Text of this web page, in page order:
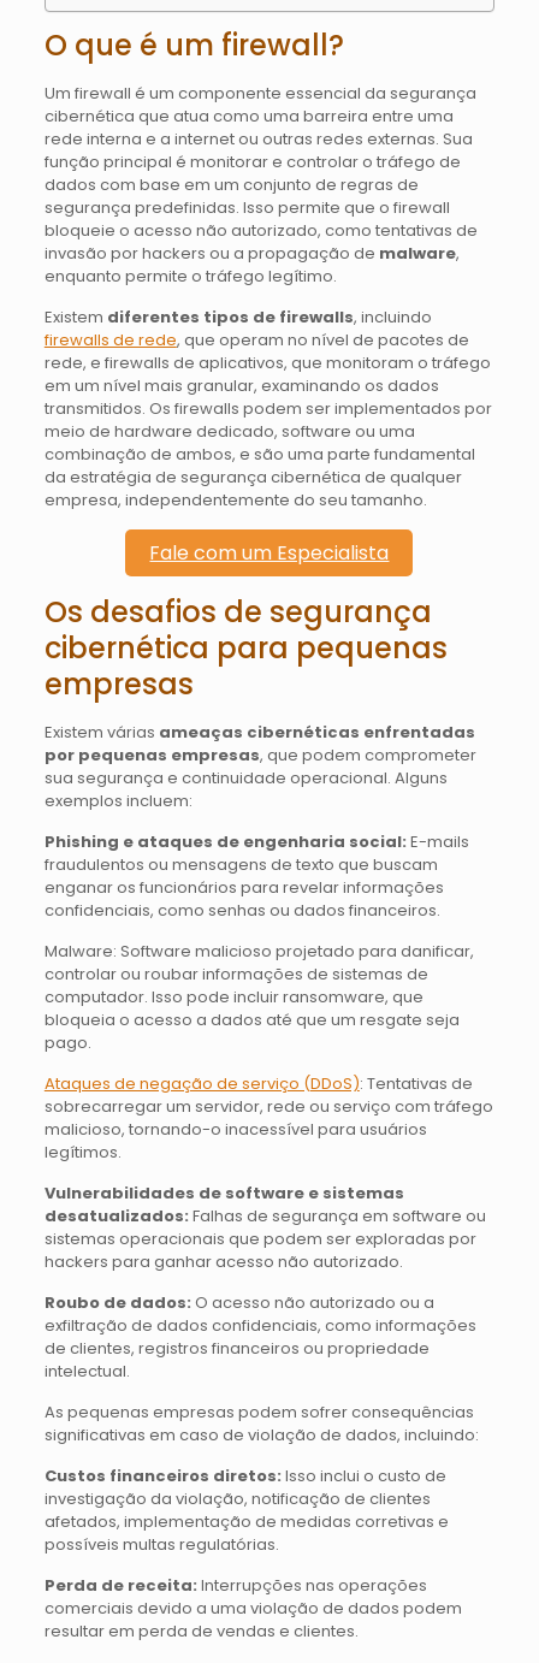
O que é um firewall?
Um firewall é um componente essencial da segurança
cibernética que atua como uma barreira entre uma
rede interna e a internet ou outras redes externas. Sua
função principal é monitorar e controlar o tráfego de
dados com base em um conjunto de regras de
segurança predefinidas. Isso permite que o firewall
bloqueie o acesso não autorizado, como tentativas de
invasão por hackers ou a propagação de malware,
enquanto permite o tráfego legítimo.
Existem diferentes tipos de firewalls, incluindo
firewalls de rede, que operam no nível de pacotes de
rede, e firewalls de aplicativos, que monitoram o tráfego
em um nível mais granular, examinando os dados
transmitidos. Os firewalls podem ser implementados por
meio de hardware dedicado, software ou uma
combinação de ambos, e são uma parte fundamental
da estratégia de segurança cibernética de qualquer
empresa, independentemente do seu tamanho.
Fale com um Especialista
Os desafios de segurança
cibernética para pequenas
empresas
Existem várias ameaças cibernéticas enfrentadas
por pequenas empresas, que podem comprometer
sua segurança e continuidade operacional. Alguns
exemplos incluem:
Phishing e ataques de engenharia social: E-mails
fraudulentos ou mensagens de texto que buscam
enganar os funcionários para revelar informações
confidenciais, como senhas ou dados financeiros.
Malware: Software malicioso projetado para danificar,
controlar ou roubar informações de sistemas de
computador. Isso pode incluir ransomware, que
bloqueia o acesso a dados até que um resgate seja
pago.
Ataques de negação de serviço (DDoS): Tentativas de
sobrecarregar um servidor, rede ou serviço com tráfego
malicioso, tornando-o inacessível para usuários
legítimos.
Vulnerabilidades de software e sistemas
desatualizados: Falhas de segurança em software ou
sistemas operacionais que podem ser exploradas por
hackers para ganhar acesso não autorizado.
Roubo de dados: O acesso não autorizado ou a
exfiltração de dados confidenciais, como informações
de clientes, registros financeiros ou propriedade
intelectual.
As pequenas empresas podem sofrer consequências
significativas em caso de violação de dados, incluindo:
Custos financeiros diretos: Isso inclui o custo de
investigação da violação, notificação de clientes
afetados, implementação de medidas corretivas e
possíveis multas regulatórias.
Perda de receita: Interrupções nas operações
comerciais devido a uma violação de dados podem
resultar em perda de vendas e clientes.